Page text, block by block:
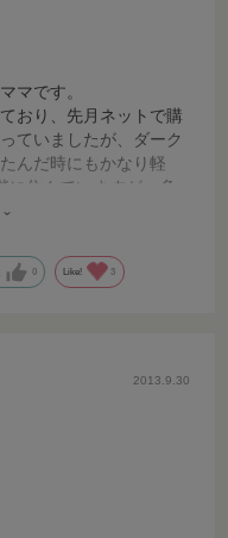
マです。
おり、先月ネットで購
ていましたが、ダーク
んだ時にもかなり軽
に住んでいますが、多
運び出来そうな気がし
0 Like! 3
2013.9.30